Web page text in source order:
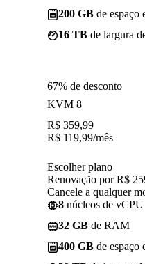
200 GB de
16 TB de largura
67% de desconto
KVM 8
R$ 359,99
R$ 119,99/mês
Escolher plano
Renovação por R$
Cancele a qualquer
8 núcleos de vCPU
32 GB de RAM
400 GB de